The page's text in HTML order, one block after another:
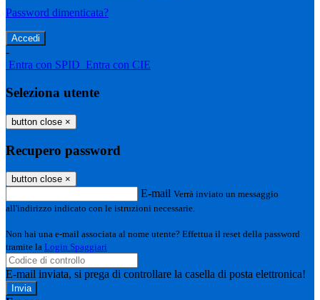
Password dimenticata?
-
Entra con SPID Entra con CIE
Seleziona utente
button close ×
Recupero password
button close ×
E-mail Verrà inviato un messaggio
all'indirizzo indicato con le istruzioni necessarie.
Non hai una e-mail associata al nome utente? Effettua il reset della password
tramite la Login Spaggiari
E-mail inviata, si prega di controllare la casella di posta elettronica!